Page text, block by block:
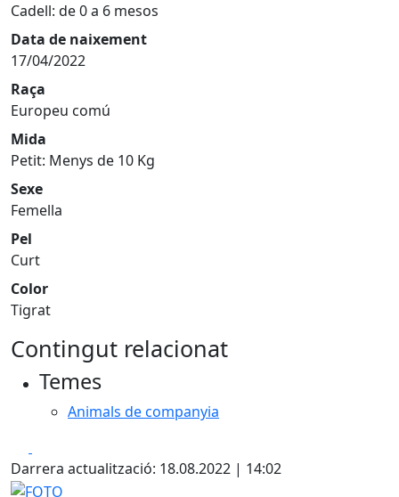
Cadell: de 0 a 6 mesos
Data de naixement
17/04/2022
Raça
Europeu comú
Mida
Petit: Menys de 10 Kg
Sexe
Femella
Pel
Curt
Color
Tigrat
Contingut relacionat
Temes
Animals de companyia
Darrera actualització: 18.08.2022 | 14:02
FOTO